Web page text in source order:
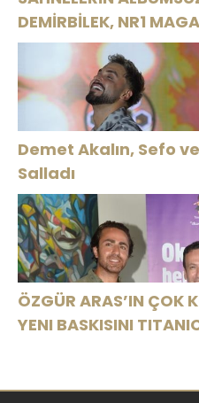
DEMİRBİLEK, NR1
ASSOLİST OLARAK
Demet Akalın, Sefo
Salladı
ÖZGÜR ARAS’IN ÇOK
YENI BASKISINI